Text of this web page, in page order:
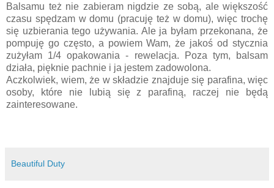
Balsamu też nie zabieram nigdzie ze sobą, ale większość
czasu spędzam w domu (pracuję też w domu), więc trochę
się uzbierania tego używania. Ale ja byłam przekonana, że
pompuję go często, a powiem Wam, że jakoś od stycznia
zużyłam 1/4 opakowania - rewelacja. Poza tym, balsam
działa, pięknie pachnie i ja jestem zadowolona.
Aczkolwiek, wiem, że w składzie znajduje się parafina, więc
osoby, które nie lubią się z parafiną, raczej nie będą
zainteresowane.
Beautiful Duty